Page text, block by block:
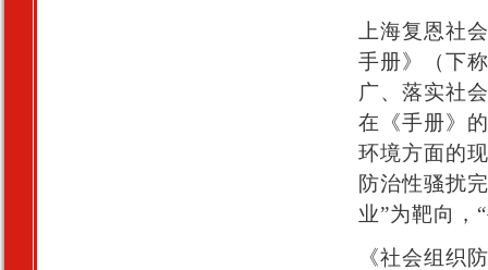
上海复恩社
手册》（下
广、落实社
在《手册》
环境方面的
防治性骚扰
业”为靶向，
《社会组织